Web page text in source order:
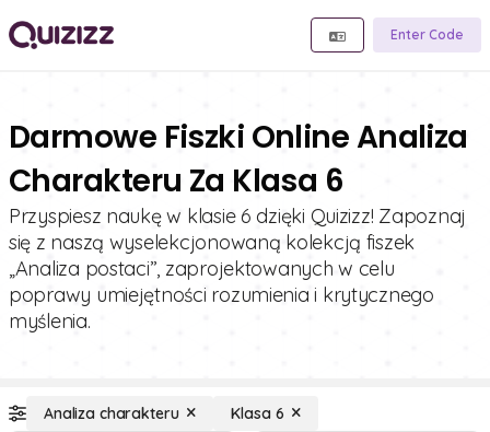
Enter Code
Darmowe Fiszki Online Analiza
Charakteru Za Klasa 6
Przyspiesz naukę w klasie 6 dzięki Quizizz! Zapoznaj
się z naszą wyselekcjonowaną kolekcją fiszek
„Analiza postaci”, zaprojektowanych w celu
poprawy umiejętności rozumienia i krytycznego
myślenia.
Analiza charakteru Klasa 6